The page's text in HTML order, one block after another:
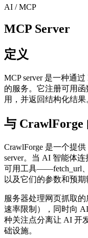
AI / MCP
MCP Server
定义
MCP server 是一种通
的服务。它注册可用
用，并返回结构化结果
与 CrawlForge
CrawlForge 是一个提
server。当 AI 智能体
可用工具——fetch_url、
以及它们的参数和预期
服务器处理网页抓取
速率限制），同时向
种关注点分离让 AI 开
础设施。